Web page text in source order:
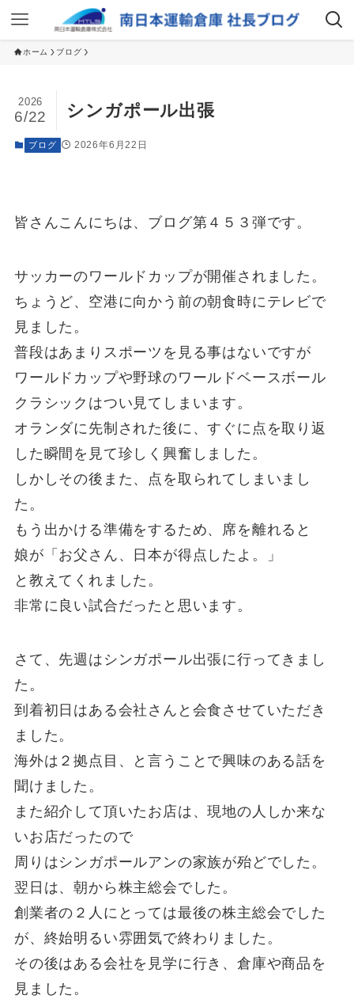
ホーム ブログ
シンガポール出張
2026
6/22
ブログ 2026年6月22日
皆さんこんにちは、ブログ第４５３弾です。
サッカーのワールドカップが開催されました。
ちょうど、空港に向かう前の朝食時にテレビで
見ました。
普段はあまりスポーツを見る事はないですが
ワールドカップや野球のワールドベースボール
クラシックはつい見てしまいます。
オランダに先制された後に、すぐに点を取り返
した瞬間を見て珍しく興奮しました。
しかしその後また、点を取られてしまいまし
た。
もう出かける準備をするため、席を離れると
娘が「お父さん、日本が得点したよ。」
と教えてくれました。
非常に良い試合だったと思います。
さて、先週はシンガポール出張に行ってきまし
た。
到着初日はある会社さんと会食させていただき
ました。
海外は２拠点目、と言うことで興味のある話を
聞けました。
また紹介して頂いたお店は、現地の人しか来な
いお店だったので
周りはシンガポールアンの家族が殆どでした。
翌日は、朝から株主総会でした。
創業者の２人にとっては最後の株主総会でした
が、終始明るい雰囲気で終わりました。
その後はある会社を見学に行き、倉庫や商品を
見ました。